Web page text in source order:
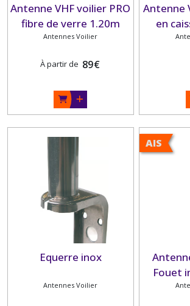
Antenne VHF voilier PRO
fibre de verre 1.20m
BANTEN PRO
Antennes Voilier
À partir de 89€
Antenne
en
Equerre inox
Antennes Voilier
AIS
Fouet